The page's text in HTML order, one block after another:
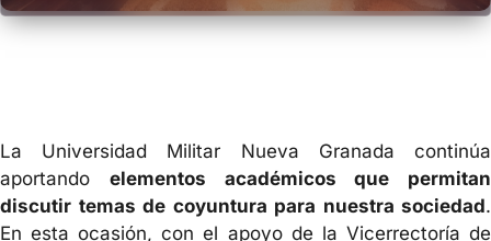
La Universidad Militar Nueva Granada continúa
aportando elementos académicos que permitan
discutir temas de coyuntura para nuestra sociedad.
En esta ocasión, con el apoyo de la Vicerrectoría de